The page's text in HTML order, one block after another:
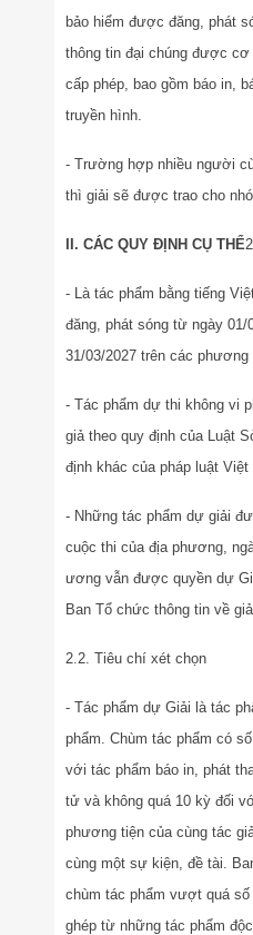
bảo hiểm được đăng, phát
thông tin đại chúng được
cấp phép, bao gồm báo in,
truyền hình.
- Trường hợp nhiều người
thì giải sẽ được trao cho
II. CÁC QUY ĐỊNH CỤ THỂ
- Là tác phẩm bằng tiếng
đăng, phát sóng từ ngày 01/
31/03/2027 trên các
- Tác phẩm dự thi không vi
giả theo quy định của Luật
định khác của pháp luật Việt
- Những tác phẩm dự giải
cuộc thi của địa phương,
ương vẫn được quyền dự
Ban Tổ chức thông tin về
2.2. Tiêu chí xét chọn
- Tác phẩm dự Giải là tác
phẩm. Chùm tác phẩm có
với tác phẩm báo in, phát
tử và không quá 10 kỳ đối
phương tiện của cùng tác
cùng một sự kiện, đề tài.
chùm tác phẩm vượt quá
ghép từ những tác phẩm